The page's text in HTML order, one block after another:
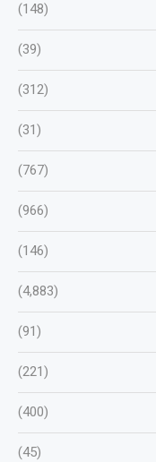
(148)
(39)
(312)
(31)
(767)
(966)
(146)
(4,883)
(91)
(221)
(400)
(45)